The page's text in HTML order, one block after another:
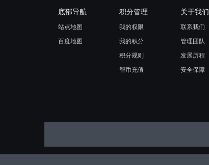
底部导航
站点地图
百度地图
积分管理
我的权限
我的积分
积分规则
智币充值
关于我们
联系我们
管理团队
发展历程
安全保障